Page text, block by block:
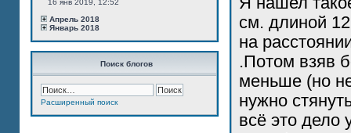
16 янв 2019, 12:52
Апрель 2018
Январь 2018
Поиск блогов
Расширенный поиск
см. длиной
на
.Потом взяв
меньше (но
нужно
всё это дело